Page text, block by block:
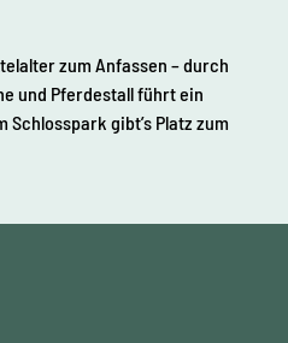
zum Anfassen – durch
und Pferdestall führt ein
Schlosspark gibt’s Platz zum